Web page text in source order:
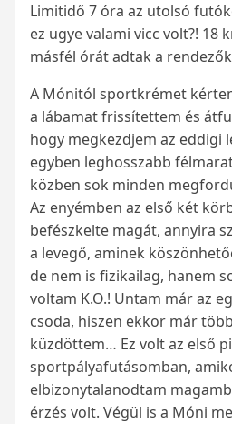
Limitidő 7 óra az utolsó
ez ugye valami vicc volt?! 18
másfél órát adtak a
A Mónitól sportkrémet
a lábamat frissítettem és
hogy megkezdjem az eddigi
egyben leghosszabb
közben sok minden
Az enyémben az első két
befészkelte magát, annyira
a levegő, aminek
de nem is fizikailag, hanem
voltam K.O.! Untam már az
csoda, hiszen ekkor már
küzdöttem… Ez volt az első
sportpályafutásomban,
elbizonytalanodtam
érzés volt. Végül is a Móni